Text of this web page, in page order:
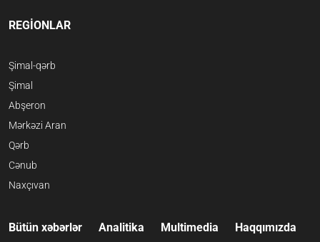
REGİONLAR
Şimal-qərb
Şimal
Abşeron
Mərkəzi Aran
Qərb
Cənub
Naxçıvan
Bütün xəbərlər Analitika Multimedia Haqqımızda